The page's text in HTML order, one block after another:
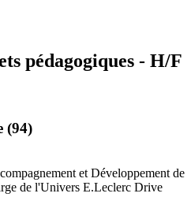
pédagogiques - H/F
(94)
et Développement de
de l'Univers E.Leclerc Drive